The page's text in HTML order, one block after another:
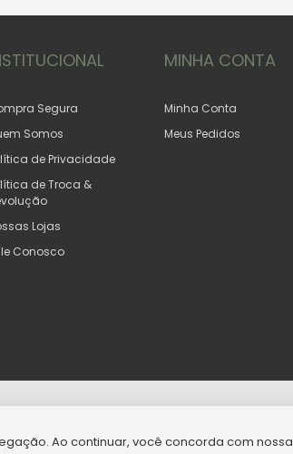
Segura
Somos
de Privacidade
de Troca &
Lojas
Conosco
MINHA CONTA
Minha Conta
Meus Pedidos
Ao continuar, você concorda com nossa